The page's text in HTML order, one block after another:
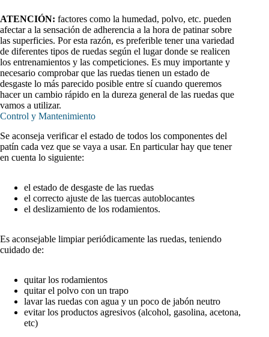
ATENCIÓN: factores como la humedad, polvo, etc. pueden
afectar a la sensación de adherencia a la hora de patinar sobre
las superficies. Por esta razón, es preferible tener una variedad
de diferentes tipos de ruedas según el lugar donde se realicen
los entrenamientos y las competiciones. Es muy importante y
necesario comprobar que las ruedas tienen un estado de
desgaste lo más parecido posible entre sí cuando queremos
hacer un cambio rápido en la dureza general de las ruedas que
vamos a utilizar.
Control y Mantenimiento
Se aconseja verificar el estado de todos los componentes del
patín cada vez que se vaya a usar. En particular hay que tener
en cuenta lo siguiente:
el estado de desgaste de las ruedas
el correcto ajuste de las tuercas autoblocantes
el deslizamiento de los rodamientos.
Es aconsejable limpiar periódicamente las ruedas, teniendo
cuidado de:
quitar los rodamientos
quitar el polvo con un trapo
lavar las ruedas con agua y un poco de jabón neutro
evitar los productos agresivos (alcohol, gasolina, acetona,
etc)